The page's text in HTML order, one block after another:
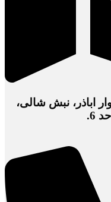
اباذر، نبش شالی،
ساختمان دفتر خدمات قضایی، واحد 6.